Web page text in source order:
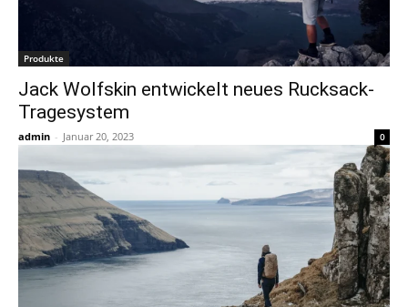
Produkte
Jack Wolfskin entwickelt neues Rucksack-
Tragesystem
admin - Januar 20, 2023 0